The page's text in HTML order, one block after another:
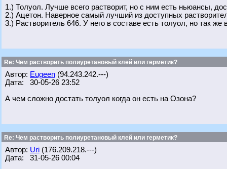
1.) Толуол. Лучше всего растворит, но с ним есть ньюансы,
2.) Ацетон. Наверное самый лучший из доступных
3.) Растворитель 646. У него в составе есть толуол, но так
Re: Чем растворить полиуретановый клей или герметик?
Автор: Eugeen (94.243.242.---)
Дата: 30-05-26 23:52
А чем сложно достать толуол когда он есть на Озона?
Re: Чем растворить полиуретановый клей или герметик?
Автор: Uri (176.209.218.---)
Дата: 31-05-26 00:04